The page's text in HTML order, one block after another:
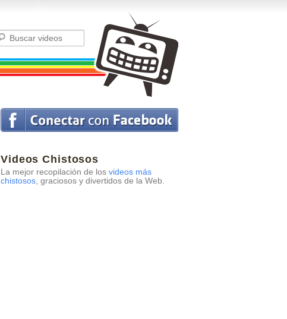
Videos Chistosos
La mejor recopilación de los videos más
chistosos, graciosos y divertidos de la Web.